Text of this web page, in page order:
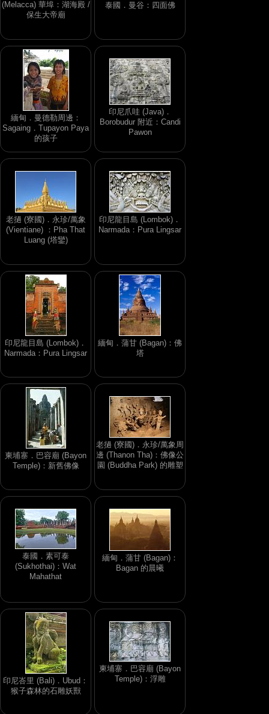
(Melacca) 華埠：湖海殿 /
保生大帝廟
泰國．曼谷：四面佛
緬甸．曼德勒周邊：
Sagaing．Tupayon Paya
的孩子
印尼爪哇 (Java)．
Borobudur 附近：Candi
Pawon
老撾 (寮國)．永珍/萬象
(Vientiane) ：Pha That
Luang (塔鑾)
印尼龍目島 (Lombok)．
Narmada：Pura Lingsar
印尼龍目島 (Lombok)．
Narmada：Pura Lingsar
緬甸．蒲甘 (Bagan)：佛
塔
柬埔寨．巴容廟 (Bayon
Temple)：新舊佛像
老撾 (寮國)．永珍/萬象周
邊 (Thanon Tha)：佛像公
園 (Buddha Park) 的雕塑
泰國．素可泰
(Sukhothai)：Wat
Mahathat
緬甸．蒲甘 (Bagan)：
Bagan 的晨曦
印尼峇里 (Bali)．Ubud：
猴子森林的石雕妖獸
柬埔寨．巴容廟 (Bayon
Temple)：浮雕